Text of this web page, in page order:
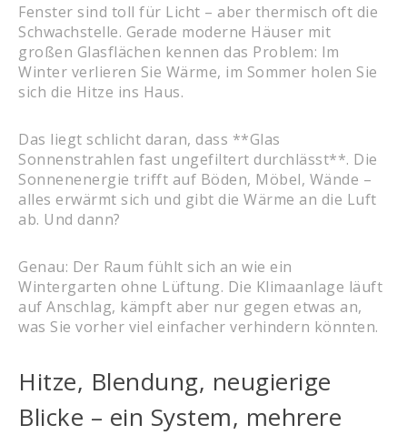
Fenster sind toll für Licht – aber thermisch oft die
Schwachstelle. Gerade moderne Häuser mit
großen Glasflächen kennen das Problem: Im
Winter verlieren Sie Wärme, im Sommer holen Sie
sich die Hitze ins Haus.
Das liegt schlicht daran, dass **Glas
Sonnenstrahlen fast ungefiltert durchlässt**. Die
Sonnenenergie trifft auf Böden, Möbel, Wände –
alles erwärmt sich und gibt die Wärme an die Luft
ab. Und dann?
Genau: Der Raum fühlt sich an wie ein
Wintergarten ohne Lüftung. Die Klimaanlage läuft
auf Anschlag, kämpft aber nur gegen etwas an,
was Sie vorher viel einfacher verhindern könnten.
Hitze, Blendung, neugierige
Blicke – ein System, mehrere